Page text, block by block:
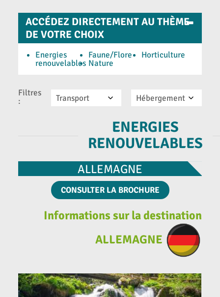
ACCÉDEZ DIRECTEMENT AU THÈME
DE VOTRE CHOIX
-
Energies
renouvelables
Faune/Flore
Horticulture
Nature
Filtres
:
Transport Hébergement
ENERGIES
RENOUVELABLES
ALLEMAGNE
CONSULTER LA BROCHURE
Informations sur la destination
ALLEMAGNE